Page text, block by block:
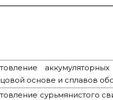
основе и сплавов
сурьмянистого